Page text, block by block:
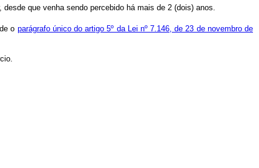
que venha sendo percebido há mais de 2 (dois) anos.
o parágrafo único do artigo 5º da Lei nº 7.146, de 23 de novembro de